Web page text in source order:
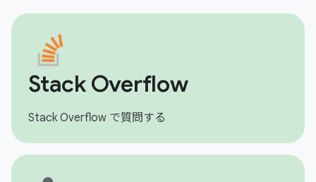
Stack Overflow
Stack Overflow で質問する